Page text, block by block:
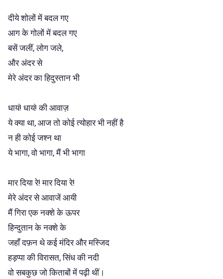
दीये शोलों में बदल गए
आग के गोलों में बदल गए
बसें जलीं, लोग जले,
और अंदर से
मेरे अंदर का हिदुस्तान भी
धायं! धायं! की आवाज़
ये क्या था, आज तो कोई त्योहार भी नहीं है
न ही कोई जश्न था
ये भागा, वो भागा, मैं भी भागा
मार दिया रे! मार दिया रे!
मेरे अंदर से आवाजें आयी
मैं गिरा एक नक्शे के ऊपर
हिन्दुतान के नक्शे के
जहाँ दफ़न थे कई मंदिर और मस्जिद
हड़प्पा की विरासत, सिंध की नदी
वो सबकुछ जो किताबों में पढ़ी थीं।